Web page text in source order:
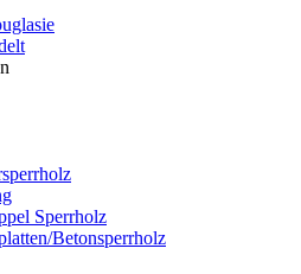
Sperrholz
Betonsperrholz